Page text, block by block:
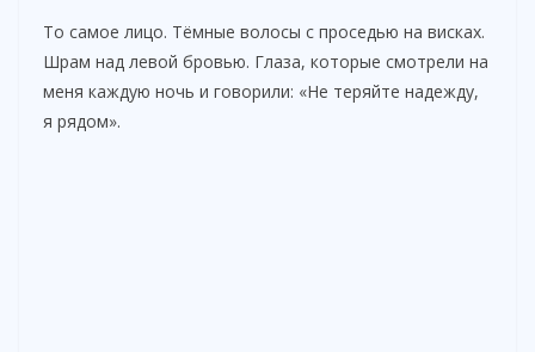
То самое лицо. Тёмные волосы с проседью на висках.
Шрам над левой бровью. Глаза, которые смотрели на
меня каждую ночь и говорили: «Не теряйте надежду,
я рядом».